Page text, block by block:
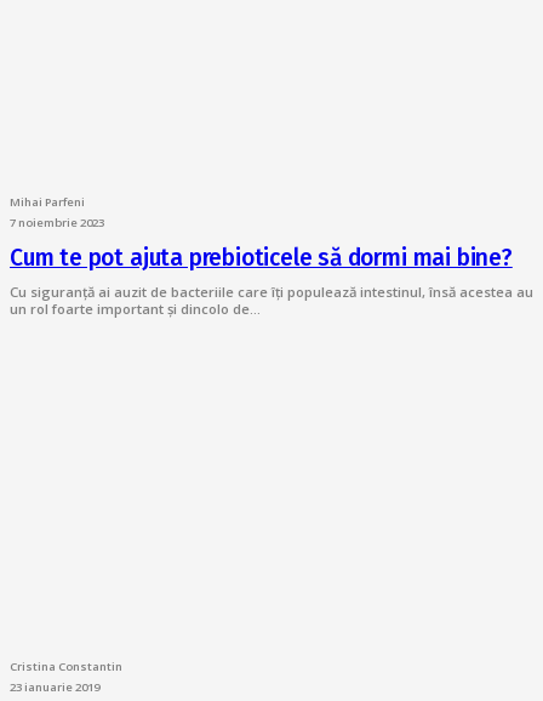
Mihai Parfeni
7 noiembrie 2023
Cum te pot ajuta prebioticele să dormi mai bine?
Cu siguranță ai auzit de bacteriile care îți populează intestinul, însă acestea au
un rol foarte important și dincolo de…
Cristina Constantin
23 ianuarie 2019